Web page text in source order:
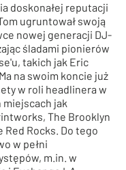
doskonałej reputacji
ugruntował swoją
nowej generacji DJ-
śladami pionierów
takich jak Eric
na swoim koncie już
w roli headlinera w
jak
The Brooklyn
Red Rocks. Do tego
w pełni
m.in. w